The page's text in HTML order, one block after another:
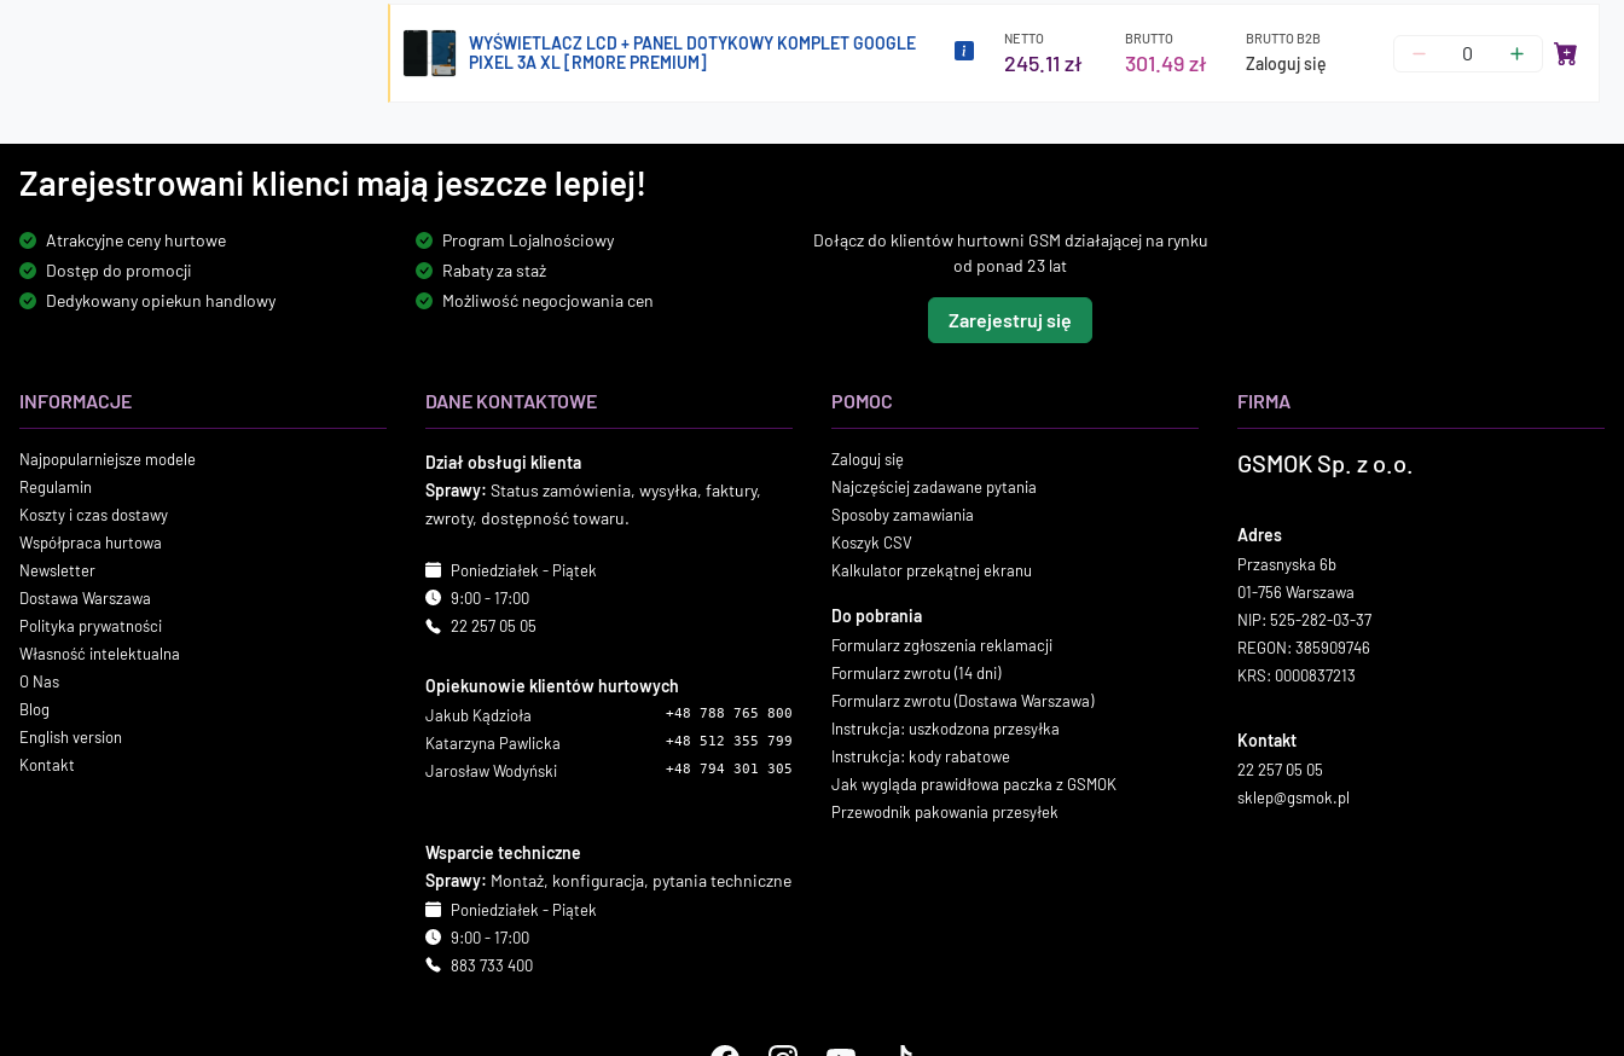
WYŚWIETLACZ LCD + PANEL DOTYKOWY KOMPLET GOOGLE
PIXEL 3A XL [RMORE PREMIUM]
NETTO
245.11 zł
BRUTTO
301.49 zł
BRUTTO B2B
Zaloguj się
Zarejestrowani klienci mają jeszcze lepiej!
Atrakcyjne ceny hurtowe
Dostęp do promocji
Dedykowany opiekun handlowy
Program Lojalnościowy
Rabaty za staż
Możliwość negocjowania cen
Dołącz do klientów hurtowni GSM działającej na rynku
od ponad 23 lat
Zarejestruj się
INFORMACJE
Najpopularniejsze modele
Regulamin
Koszty i czas dostawy
Współpraca hurtowa
Newsletter
Dostawa Warszawa
Polityka prywatności
Własność intelektualna
O Nas
Blog
English version
Kontakt
DANE KONTAKTOWE
Dział obsługi klienta
Sprawy: Status zamówienia, wysyłka, faktury,
zwroty, dostępność towaru.
Poniedziałek - Piątek
9:00 - 17:00
22 257 05 05
Opiekunowie klientów hurtowych
Jakub Kądzioła +48 788 765 800
Katarzyna Pawlicka +48 512 355 799
Jarosław Wodyński +48 794 301 305
Wsparcie techniczne
Sprawy: Montaż, konfiguracja, pytania techniczne
Poniedziałek - Piątek
9:00 - 17:00
883 733 400
POMOC
Zaloguj się
Najczęściej zadawane pytania
Sposoby zamawiania
Koszyk CSV
Kalkulator przekątnej ekranu
Do pobrania
Formularz zgłoszenia reklamacji
Formularz zwrotu (14 dni)
Formularz zwrotu (Dostawa Warszawa)
Instrukcja: uszkodzona przesyłka
Instrukcja: kody rabatowe
Jak wygląda prawidłowa paczka z GSMOK
Przewodnik pakowania przesyłek
FIRMA
GSMOK Sp. z o.o.
Adres
Przasnyska 6b
01-756 Warszawa
NIP: 525-282-03-37
REGON: 385909746
KRS: 0000837213
Kontakt
22 257 05 05
sklep@gsmok.pl